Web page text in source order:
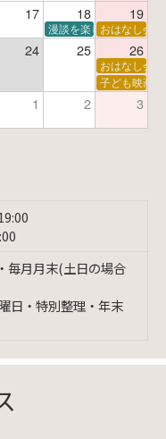
17 18 19
漫談を楽しむ会 ～漫談
おはなし会
24 25 26
ク別映画会「調査屋マオさんの恋
おはなし会
子ども映画会
1 2 3
毎月月末(土日の場合
日・特別整理・年末